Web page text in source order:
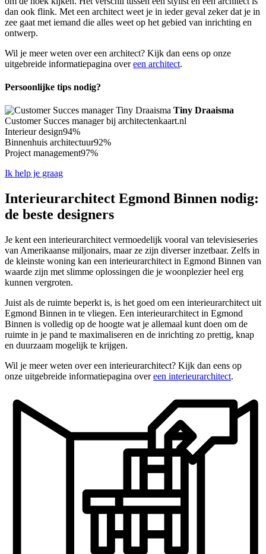
dan ook flink. Met een architect weet je in ieder geval zeker dat je in
zee gaat met iemand die alles weet op het gebied van inrichting en
ontwerp.
Wil je meer weten over een architect? Kijk dan eens op onze
uitgebreide informatiepagina overeen architect.
Persoonlijke tips nodig?
Tiny Draaisma
Customer Succes manager bij architectenkaart.nl
Interieur design94%
Binnenhuis architectuur92%
Project management97%
Ik help je graag
Interieurarchitect Egmond Binnen nodig:
de beste designers
Je kent een interieurarchitect vermoedelijk vooral van televisieseries
van Amerikaanse miljonairs, maar ze zijn diverser inzetbaar. Zelfs in
de kleinste woning kan een interieurarchitect in Egmond Binnen van
waarde zijn met slimme oplossingen die je woonplezier heel erg
kunnen vergroten.
Juist als de ruimte beperkt is, is het goed om een interieurarchitect uit
Egmond Binnen in te vliegen. Een interieurarchitect in Egmond
Binnen is volledig op de hoogte wat je allemaal kunt doen om de
ruimte in je pand te maximaliseren en de inrichting zo prettig, knap
en duurzaam mogelijk te krijgen.
Wil je meer weten over een interieurarchitect? Kijk dan eens op
onze uitgebreide informatiepagina overeen interieurarchitect.